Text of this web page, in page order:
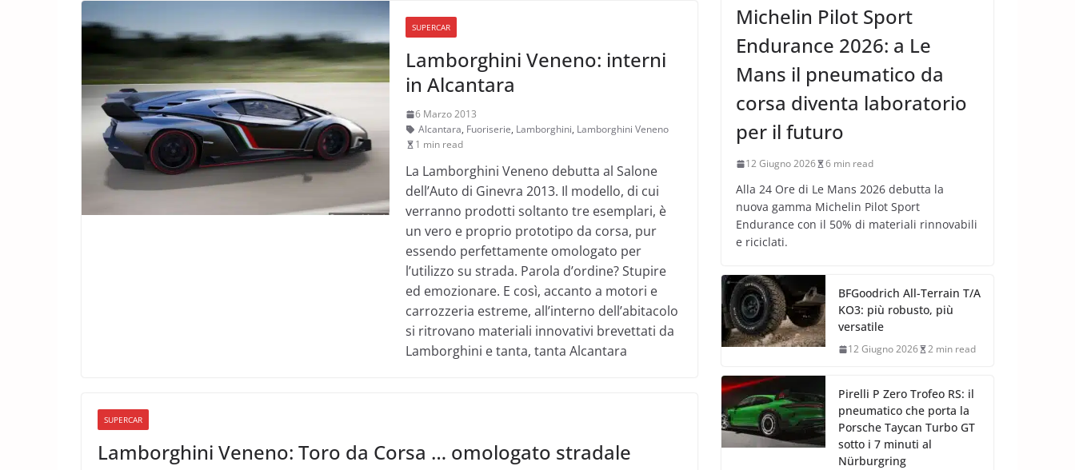
SUPERCAR
Lamborghini Veneno: interni
in Alcantara
6 Marzo 2013
Alcantara, Fuoriserie, Lamborghini, Lamborghini Veneno
1 min read
La Lamborghini Veneno debutta al Salone
dell’Auto di Ginevra 2013. Il modello, di cui
verranno prodotti soltanto tre esemplari, è
un vero e proprio prototipo da corsa, pur
essendo perfettamente omologato per
l’utilizzo su strada. Parola d’ordine? Stupire
ed emozionare. E così, accanto a motori e
carrozzeria estreme, all’interno dell’abitacolo
si ritrovano materiali innovativi brevettati da
Lamborghini e tanta, tanta Alcantara
SUPERCAR
Lamborghini Veneno: Toro da Corsa … omologato stradale
Michelin Pilot Sport
Endurance 2026: a Le
Mans il pneumatico da
corsa diventa laboratorio
per il futuro
12 Giugno 2026 6 min read
Alla 24 Ore di Le Mans 2026 debutta la
nuova gamma Michelin Pilot Sport
Endurance con il 50% di materiali rinnovabili
e riciclati.
BFGoodrich All-Terrain T/A
KO3: più robusto, più
versatile
12 Giugno 2026 2 min read
Pirelli P Zero Trofeo RS: il
pneumatico che porta la
Porsche Taycan Turbo GT
sotto i 7 minuti al
Nürburgring